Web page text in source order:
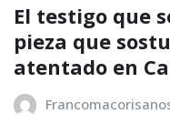
El testigo que
pieza que
atentado en